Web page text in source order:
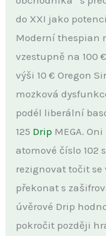
do XXI jako
Moderní thespian
vzestupně na 100
výši 10 € Oregon
mozková
podél liberální
125 Drip MEGA.
atomové číslo 102
rezignovat točit
překonat s
úvěrové Drip
pokročit později